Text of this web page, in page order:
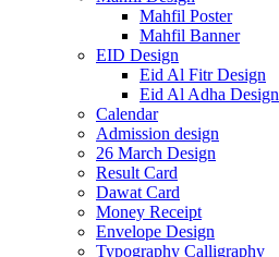
Mahfil Poster
Mahfil Banner
EID Design
Eid Al Fitr Design
Eid Al Adha Design
Calendar
Admission design
26 March Design
Result Card
Dawat Card
Money Receipt
Envelope Design
Typography Calligraphy